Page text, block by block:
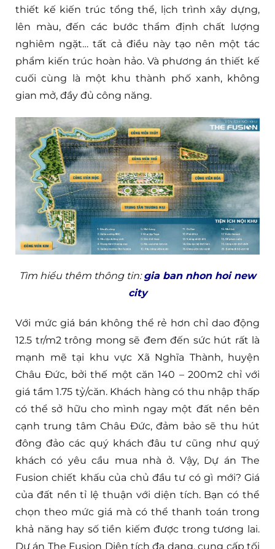
thiết kế kiến trúc tổng thể, lịch trình xây dựng,
lên màu, đến các bước thẩm định chất lượng
nghiêm ngặt… tất cả điều này tạo nên một tác
phẩm kiến trúc hoàn hảo. Và phương án thiết kế
cuối cùng là một khu thành phố xanh, không
gian mở, đầy đủ công năng.
Tìm hiểu thêm thông tin:gia ban nhon hoi new
city
Với mức giá bán không thể rẻ hơn chỉ dao động
12.5 tr/m2 trông mong sẽ đem đến sức hút rất là
mạnh mẽ tại khu vực Xã Nghĩa Thành, huyện
Châu Đức, bởi thế một căn 140 – 200m2 chỉ với
giá tầm 1.75 tỷ/căn. Khách hàng có thu nhập thấp
có thể sở hữu cho mình ngay một đất nền bên
cạnh trung tâm Châu Đức, đảm bảo sẽ thu hút
đông đảo các quý khách đâu tư cũng như quý
khách có yêu cầu mua nhà ở. Vậy, Dự án The
Fusion chiết khấu của chủ đầu tư có gì mới? Giá
của đất nền tỉ lệ thuận với diện tích. Bạn có thể
chọn theo mức giá mà có thể thanh toán trong
khả năng hay số tiền kiếm được trong tương lai.
Dự án The Fusion Diện tích đa dạng, cung cấp tối